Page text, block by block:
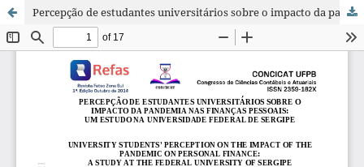
Percepção de estudantes universitários sobre o impacto da pandemia nas finanças pessoais: um estudo na Universidade Federal de Sergipe